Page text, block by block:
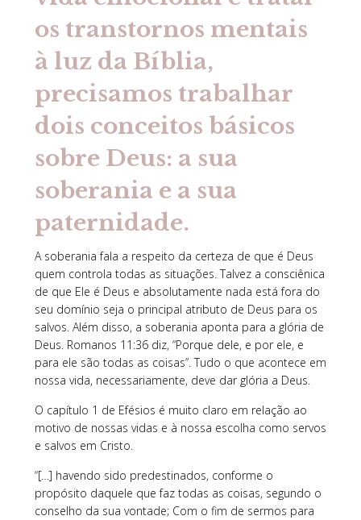
os transtornos mentais
à luz da Bíblia,
precisamos trabalhar
dois conceitos básicos
sobre Deus: a sua
soberania e a sua
paternidade.
A soberania fala a respeito da certeza de que é Deus
quem controla todas as situações. Talvez a consciênica
de que Ele é Deus e absolutamente nada está fora do
seu domínio seja o principal atributo de Deus para os
salvos. Além disso, a soberania aponta para a glória de
Deus. Romanos 11:36 diz, “Porque dele, e por ele, e
para ele são todas as coisas”. Tudo o que acontece em
nossa vida, necessariamente, deve dar glória a Deus.
O capítulo 1 de Efésios é muito claro em relação ao
motivo de nossas vidas e à nossa escolha como servos
e salvos em Cristo.
“[…] havendo sido predestinados, conforme o
propósito daquele que faz todas as coisas, segundo o
conselho da sua vontade; Com o fim de sermos para